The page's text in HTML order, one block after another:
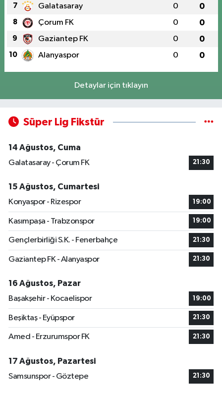
7 Galatasaray 0 0
8 Çorum FK 0 0
9 Gaziantep FK 0 0
10 Alanyaspor 0 0
Detaylar için tıklayın
Süper Lig Fikstür
14 Ağustos, Cuma
Galatasaray - Çorum FK
21:30
15 Ağustos, Cumartesi
Konyaspor - Rizespor
19:00
Kasımpaşa - Trabzonspor 19:00
Gençlerbirliği S.K. - Fenerbahçe 21:30
Gaziantep FK - Alanyaspor 21:30
16 Ağustos, Pazar
Başakşehir - Kocaelispor
19:00
Beşiktaş - Eyüpspor 21:30
Amed - Erzurumspor FK 21:30
17 Ağustos, Pazartesi
Samsunspor - Göztepe
21:30